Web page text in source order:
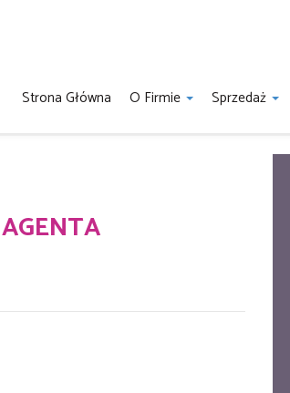
Strona Główna O Firmie Sprzedaż